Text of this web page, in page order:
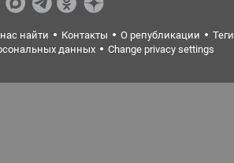
найти Контакты О републикации
Теги
данных Change privacy settings